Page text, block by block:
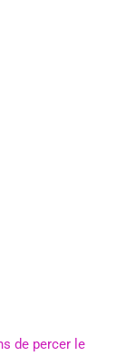
de percer le